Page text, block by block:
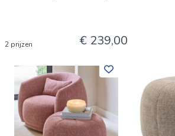
2 prijzen € 239,00